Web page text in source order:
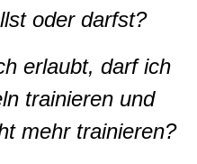
oder darfst?
erlaubt, darf ich
trainieren und
mehr trainieren?